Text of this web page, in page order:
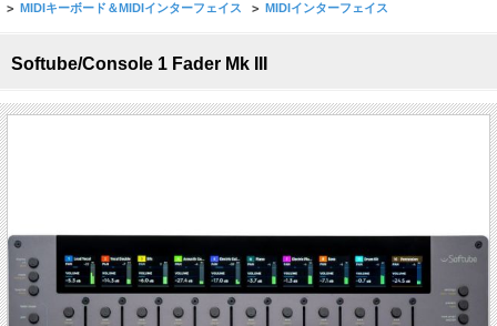
> MIDIキーボード＆MIDIインターフェイス > MIDIインターフェイス
Softube/Console 1 Fader Mk III